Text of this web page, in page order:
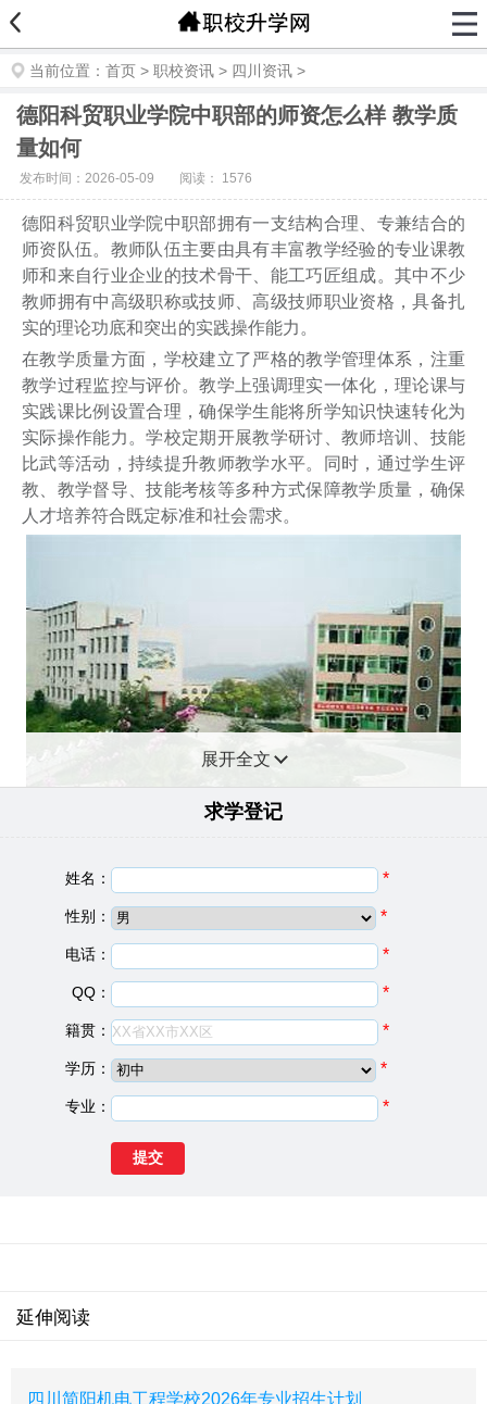
当前位置： 首页 > 职校资讯 > 四川资讯 >
德阳科贸职业学院中职部的师资怎么样 教学质
量如何
发布时间：2026-05-09 阅读： 1576
德阳科贸职业学院中职部拥有一支结构合理、专兼结合的
师资队伍。教师队伍主要由具有丰富教学经验的专业课教
师和来自行业企业的技术骨干、能工巧匠组成。其中不少
教师拥有中高级职称或技师、高级技师职业资格，具备扎
实的理论功底和突出的实践操作能力。
在教学质量方面，学校建立了严格的教学管理体系，注重
教学过程监控与评价。教学上强调理实一体化，理论课与
实践课比例设置合理，确保学生能将所学知识快速转化为
实际操作能力。学校定期开展教学研讨、教师培训、技能
比武等活动，持续提升教师教学水平。同时，通过学生评
教、教学督导、技能考核等多种方式保障教学质量，确保
人才培养符合既定标准和社会需求。
建校日期：
2018
院校类型：
中专学校
学校地址：
四川省德阳市广汉市三星堆大道东段122号
德阳科贸职业学院(原四川师范大学广汉校区)是经四川省
人民政府批准、教育部备案的统招全日制普通高等院校，
教育部公布的全国七所、西南地区唯一一所“互联网+中国
制造2025”产教融合促进计划建设院校。学院依托四川师
企业人才需求设置专业，强化以人工智能为底色，凸显“互
联网+”元素的人才培养模式，特色专业打造出具有省内一
流品质，传统专业彰显适应新经济模式的智慧智能因子，
的600余亩生态花园式校园、完备的实验实训条件、成熟
和管理一线的高素质技术技能型应用人才提供了保障。
展开全文
求学登记
姓名： *
性别： *
电话： *
QQ： *
籍贯： *
学历： *
专业： *
延伸阅读
四川简阳机电工程学校2026年专业招生计划